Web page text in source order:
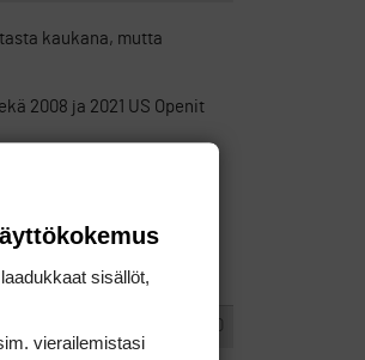
kaukana, mutta
2008 ja 2021 US Openit
diilit on yleensä
sellaisia tarjouksia
#1442550
sisällöt,
vierailemis­tasi